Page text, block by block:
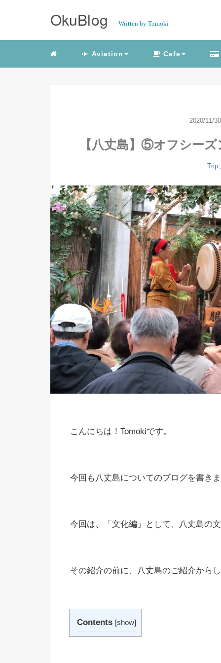
OkuBlog Written by Tomoki
Aviation Cafe
2020/11/30
【八丈島】⑤オフシー
Trip
こんにちは！Tomokiです。
今回も八丈島についてのブログを書き
今回は、「文化編」として、八丈島の
その紹介の前に、八丈島のご紹介から
Contents [show]